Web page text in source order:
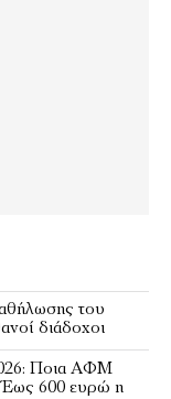
του
διάδοχοι
Ποια ΑΦΜ
Έως 600 ευρώ η